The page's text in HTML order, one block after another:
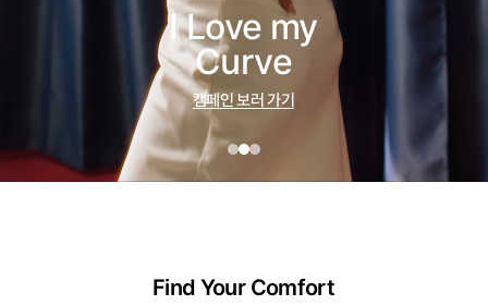
I Love my
Curve
캠페인 보러 가기
Find Your Comfort